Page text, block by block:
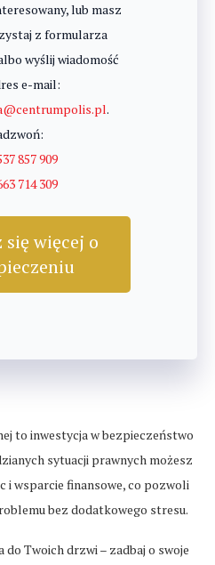
lub masz
z formularza
wyślij wiadomość
e-mail:
.
857 909
714 309
się więcej o
to inwestycja w bezpieczeństwo
sytuacji prawnych możesz
i wsparcie finansowe, co pozwoli
bez dodatkowego stresu.
Twoich drzwi – zadbaj o swoje